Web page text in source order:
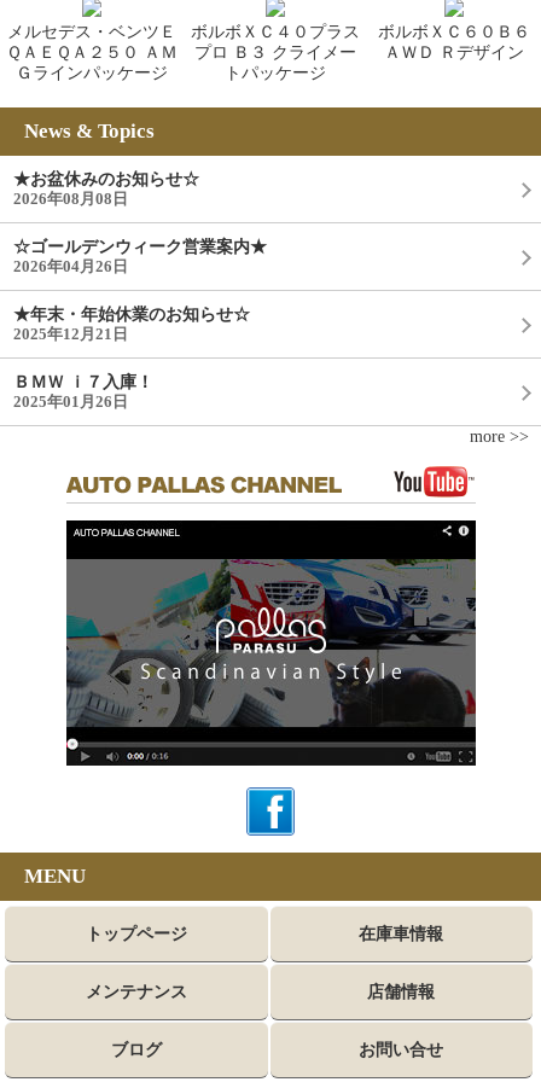
メルセデス・ベンツＥ
ＱＡＥＱＡ２５０ ＡＭ
Ｇラインパッケージ
ボルボＸＣ４０プラス
プロ Ｂ３ クライメー
トパッケージ
ボルボＸＣ６０Ｂ６
ＡＷＤ Ｒデザイン
News & Topics
★お盆休みのお知らせ☆
2026年08月08日
☆ゴールデンウィーク営業案内★
2026年04月26日
★年末・年始休業のお知らせ☆
2025年12月21日
ＢＭＷ ｉ７入庫！
2025年01月26日
more >>
MENU
トップページ 在庫車情報
メンテナンス 店舗情報
ブログ お問い合せ